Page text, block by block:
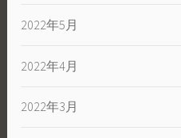
2022年5月
2022年4月
2022年3月